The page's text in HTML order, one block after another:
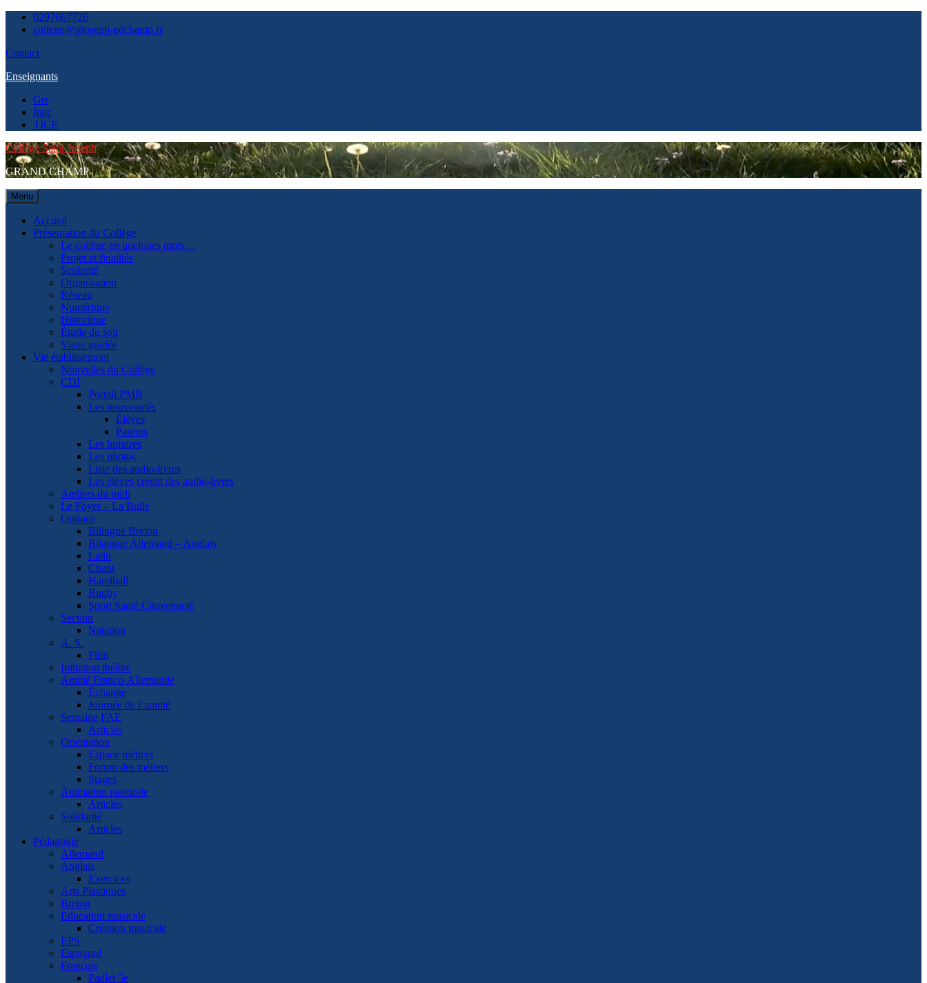
Skip
0297667726
college@stjoseph-gdchamp.fr
Contact
Enseignants
Grr
Italc
TICE
Collège Saint Joseph
GRAND CHAMP
Menu
Accueil
Présentation du Collège
Le collège en quelques mots…
Projet et finalités
Scolarité
Organisation
Réseau
Numérique
Historique
Étude du soir
Visite guidée
Vie établissement
Nouvelles du Collège
CDI
Portail PMB
Les nouveautés
Élèves
Parents
Les horaires
Les photos
Liste des audio-livres
Les élèves créent des audio-livres
Ateliers du midi
Le Foyer – La Bulle
Options
Bilingue Breton
Bilangue Allemand – Anglais
Latin
Chant
Handball
Rugby
Sport Santé Citoyenneté
Section
Natation
A. S.
Film
Initiation théâtre
Amitié Franco-Allemande
Échange
Journée de l’amitié
Semaine PAE
Articles
Orientation
Espace métiers
Forum des métiers
Stages
Animation pastorale
Articles
Solidarité
Articles
Pédagogie
Allemand
Anglais
Exercices
Arts Plastiques
Breton
Education musicale
Création musicale
EPS
Espagnol
Français
Padlet 5e